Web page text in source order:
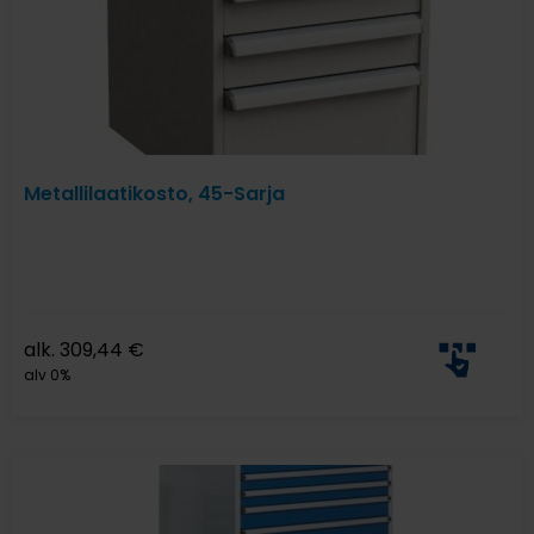
Metallilaatikosto, 45-Sarja
alk. 309,44 €
alv 0%